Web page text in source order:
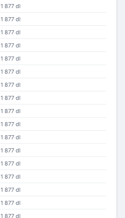
1 877 dl
1 877 dl
1 877 dl
1 877 dl
1 877 dl
1 877 dl
1 877 dl
1 877 dl
1 877 dl
1 877 dl
1 877 dl
1 877 dl
1 877 dl
1 877 dl
1 877 dl
1 877 dl
1 877 dl